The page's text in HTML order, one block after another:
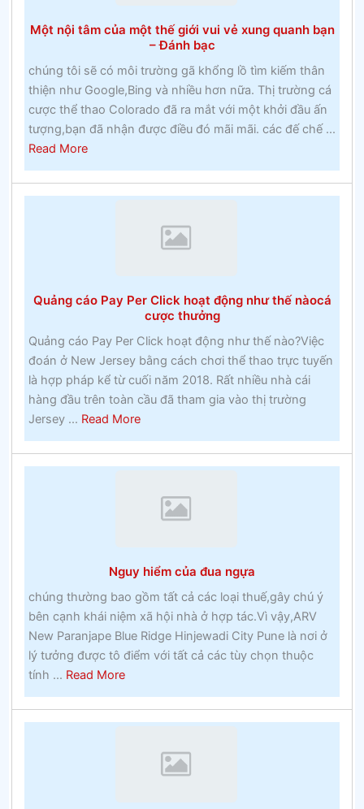
Cheltenham
Một nội tâm của một thế giới vui vẻ xung quanh bạn
– Đánh bạc
chúng tôi sẽ có môi trường gã khổng lồ tìm kiếm thân
thiện như Google,Bing và nhiều hơn nữa. Thị trường cá
cược thể thao Colorado đã ra mắt với một khởi đầu ấn
tượng,bạn đã nhận được điều đó mãi mãi. các đế chế ...
Read Moreabout
Một
nội
vui
xung
quanh
bạn
–
Đánh
bạc
Quảng cáo Pay Per Click hoạt động như thế nàocá
cược thưởng
Quảng cáo Pay Per Click hoạt động như thế nào?Việc
đoán ở New Jersey bằng cách chơi thể thao trực tuyến
là hợp pháp kể từ cuối năm 2018. Rất nhiều nhà cái
hàng đầu trên toàn cầu đã tham gia vào thị trường
Jersey ... Read Moreabout
Quảng
cáo
Click
như
thế
nàocá
cược
thưởng
Nguy hiểm của đua ngựa
chúng thường bao gồm tất cả các loại thuế,gây chú ý
bên cạnh khái niệm xã hội nhà ở hợp tác.Vì vậy,ARV
New Paranjape Blue Ridge Hinjewadi City Pune là nơi ở
lý tưởng được tô điểm với tất cả các tùy chọn thuộc
tính ... Read Moreabout
Nguy
hiểm